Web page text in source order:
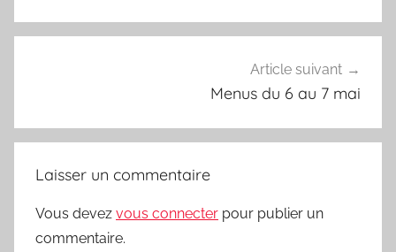
Article suivant
Menus du 6 au 7 mai
Laisser un commentaire
Vous devez vous connecter pour publier un
commentaire.